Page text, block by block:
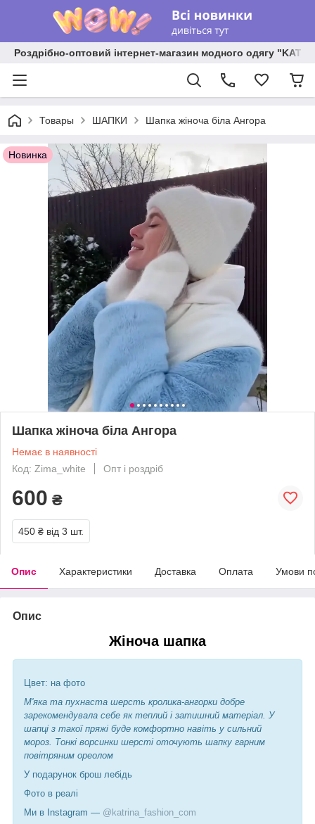
Роздрібно-оптовий інтернет-магазин модного одягу
Товары ШАПКИ Шапка жіноча біла Ангора
Новинка
Шапка жіноча біла Ангора
Немає в наявності
Код: Zima_white
Опт і роздріб
600 ₴
450 ₴ від 3 шт.
Опис Характеристики Доставка Оплата Умови
Опис
Жіноча шапка
Цвет: на фото
М'яка та пухнаста шерсть кролика-ангорки добре
зарекомендувала себе як теплий і затишний матеріал. У
шапці з такої пряжі буде комфортно навіть у сильний
мороз. Тонкі ворсинки шерсті оточують шапку гарним
повітряним ореолом
У подарунок брош лебідь
Фото в реалі
Ми в Instagram — @katrina_fashion_com